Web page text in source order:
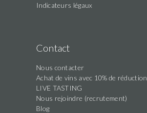
Indicateurs légaux
Contact
Nous contacter
Achat de vins avec 10% de réduction
LIVE TASTING
Nous rejoindre (recrutement)
Blog